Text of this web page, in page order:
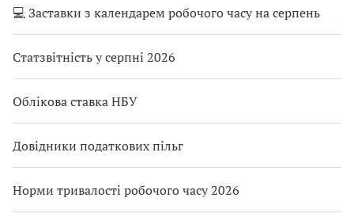
💻 Заставки з календарем робочого часу на серпень
Статзвітність у серпні 2026
Облікова ставка НБУ
Довідники податкових пільг
Норми тривалості робочого часу 2026